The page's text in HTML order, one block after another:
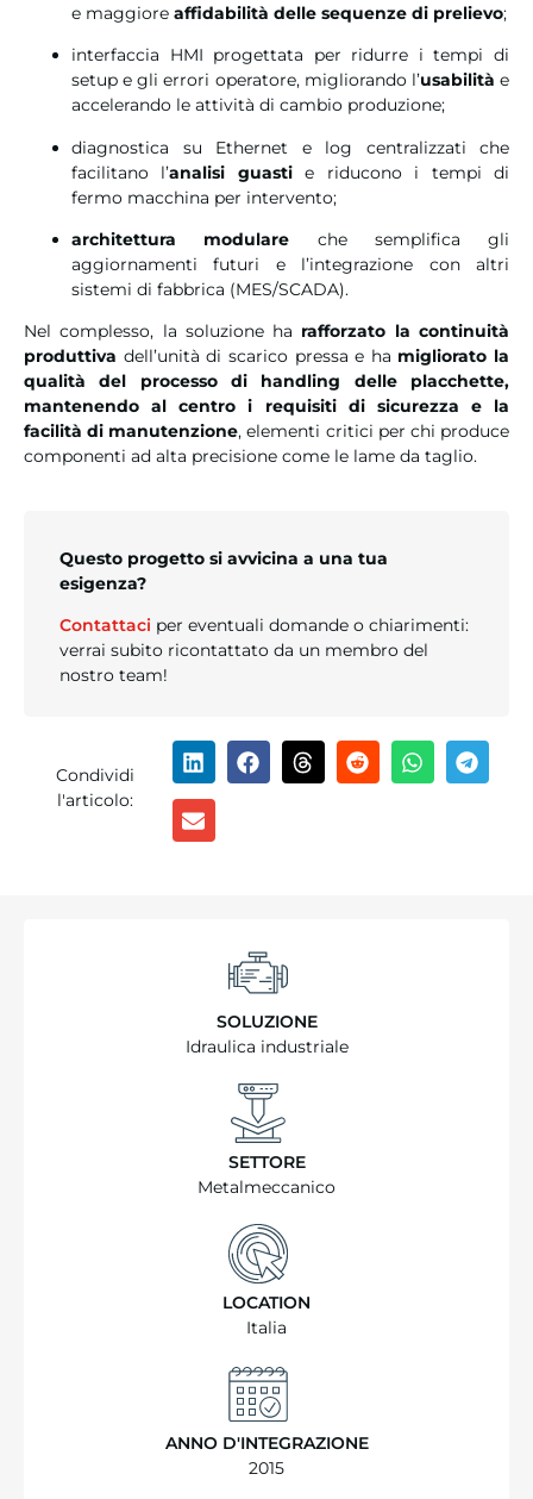
e maggiore affidabilità delle sequenze di prelievo;
interfaccia HMI progettata per ridurre i tempi di
setup e gli errori operatore, migliorando l’usabilità e
accelerando le attività di cambio produzione;
diagnostica su Ethernet e log centralizzati che
facilitano l’analisi guastie riducono i tempi di
fermo macchina per intervento;
architettura modulare che semplifica gli
aggiornamenti futuri e l’integrazione con altri
sistemi di fabbrica (MES/SCADA).
Nel complesso, la soluzione ha rafforzato la continuità
produttiva dell’unità di scarico pressa e ha migliorato la
qualità del processo di handling delle placchette,
mantenendo al centro i requisiti di sicurezza e la
facilità di manutenzione, elementi critici per chi produce
componenti ad alta precisione come le lame da taglio.
Questo progetto si avvicina a una tua
esigenza?
Contattaci per eventuali domande o chiarimenti:
verrai subito ricontattato da un membro del
nostro team!
Condividi
l'articolo:
SOLUZIONE
Idraulica industriale
SETTORE
Metalmeccanico
LOCATION
Italia
ANNO D'INTEGRAZIONE
2015